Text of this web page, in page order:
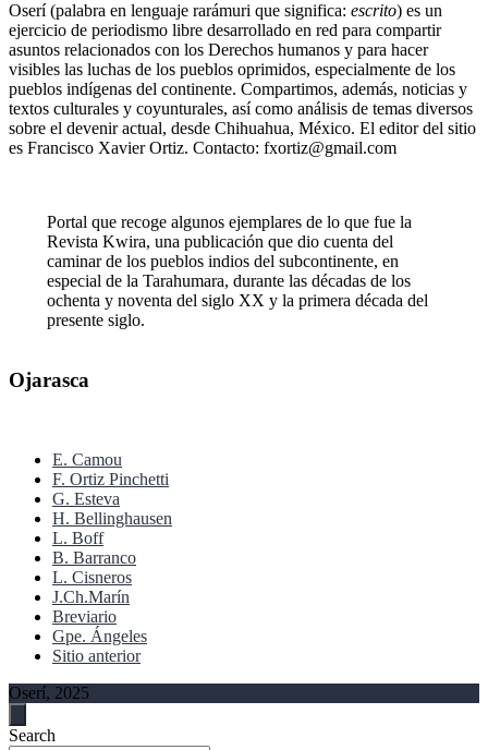
Oserí (palabra en lenguaje rarámuri que significa: escrito) es un
ejercicio de periodismo libre desarrollado en red para compartir
asuntos relacionados con los Derechos humanos y para hacer
visibles las luchas de los pueblos oprimidos, especialmente de los
pueblos indígenas del continente. Compartimos, además, noticias y
textos culturales y coyunturales, así como análisis de temas diversos
sobre el devenir actual, desde Chihuahua, México. El editor del sitio
es Francisco Xavier Ortiz. Contacto: fxortiz@gmail.com
Portal que recoge algunos ejemplares de lo que fue la
Revista Kwira, una publicación que dio cuenta del
caminar de los pueblos indios del subcontinente, en
especial de la Tarahumara, durante las décadas de los
ochenta y noventa del siglo XX y la primera década del
presente siglo.
Ojarasca
E. Camou
F. Ortiz Pinchetti
G. Esteva
H. Bellinghausen
L. Boff
B. Barranco
L. Cisneros
J.Ch.Marín
Breviario
Gpe. Ángeles
Sitio anterior
Oserí, 2025
Search